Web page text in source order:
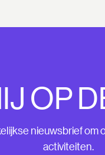
OP
nieuwsbrief om
activiteiten.